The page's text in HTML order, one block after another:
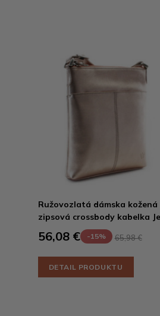
Ružovozlatá dámska kožená
zipsová crossbody kabelka
56,08 € -15% 65,98 €
DETAIL PRODUKTU